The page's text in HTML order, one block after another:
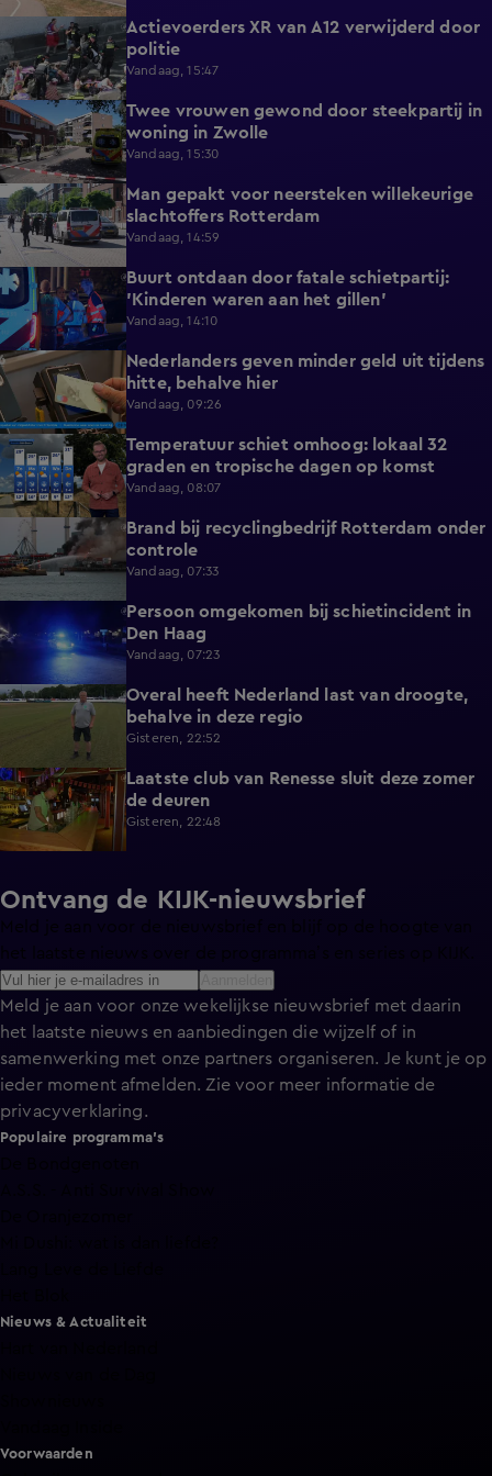
0:39
Actievoerders XR van A12 verwijderd door
politie
Vandaag, 15:47
0:45
Twee vrouwen gewond door steekpartij in
woning in Zwolle
Vandaag, 15:30
0:27
Man gepakt voor neersteken willekeurige
slachtoffers Rotterdam
Vandaag, 14:59
0:59
Buurt ontdaan door fatale schietpartij:
'Kinderen waren aan het gillen'
Vandaag, 14:10
0:58
Nederlanders geven minder geld uit tijdens
hitte, behalve hier
Vandaag, 09:26
1:03
Temperatuur schiet omhoog: lokaal 32
graden en tropische dagen op komst
Vandaag, 08:07
0:36
Brand bij recyclingbedrijf Rotterdam onder
controle
Vandaag, 07:33
Persoon omgekomen bij schietincident in
Den Haag
Vandaag, 07:23
1:54
Overal heeft Nederland last van droogte,
behalve in deze regio
Gisteren, 22:52
2:08
Laatste club van Renesse sluit deze zomer
de deuren
Gisteren, 22:48
Ontvang de KIJK-nieuwsbrief
Meld je aan voor de nieuwsbrief en blijf op de hoogte van
Meld je aan voor onze wekelijkse nieuwsbrief met daarin
het laatste nieuws en aanbiedingen die wijzelf of in
samenwerking met onze partners organiseren. Je kunt je op
ieder moment afmelden. Zie voor meer informatie de
privacyverklaring.
Populaire programma's
Nieuws & Actualiteit
Voorwaarden